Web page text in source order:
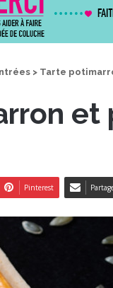
> Tarte
et
Pinterest